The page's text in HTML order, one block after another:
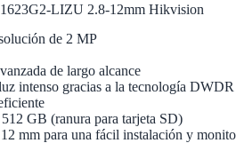
LIZU 2.8-12mm Hikvision
de 2 MP
de largo alcance
intenso gracias a la tecnología DWDR
GB (ranura para tarjeta SD)
mm para una fácil instalación y